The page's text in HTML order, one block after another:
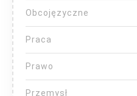
Obcojęzyczne
Praca
Prawo
Przemysł